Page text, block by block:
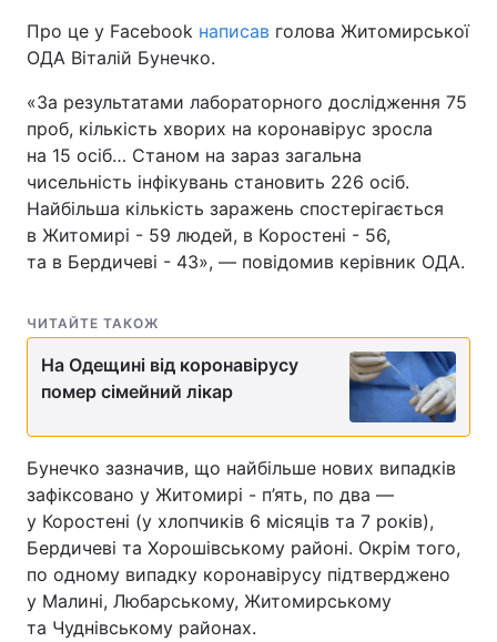
Про це у Facebook написав голова Житомирської
ОДА Віталій Бунечко.
«За результатами лабораторного дослідження 75
проб, кількість хворих на коронавірус зросла
на 15 осіб… Станом на зараз загальна
чисельність інфікувань становить 226 осіб.
Найбільша кількість заражень спостерігається
в Житомирі - 59 людей, в Коростені - 56,
та в Бердичеві - 43», — повідомив керівник ОДА.
ЧИТАЙТЕ ТАКОЖ
На Одещині від коронавірусу
помер сімейний лікар
Бунечко зазначив, що найбільше нових випадків
зафіксовано у Житомирі - п’ять, по два —
у Коростені (у хлопчиків 6 місяців та 7 років),
Бердичеві та Хорошівському районі. Окрім того,
по одному випадку коронавірусу підтверджено
у Малині, Любарському, Житомирському
та Чуднівському районах.